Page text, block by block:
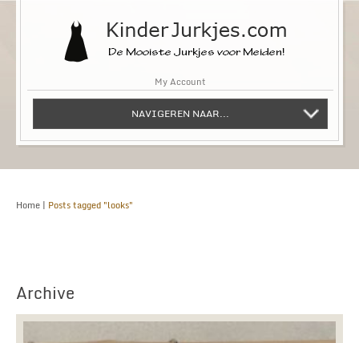
My Account
NAVIGEREN NAAR...
Home | Posts tagged "looks"
Archive